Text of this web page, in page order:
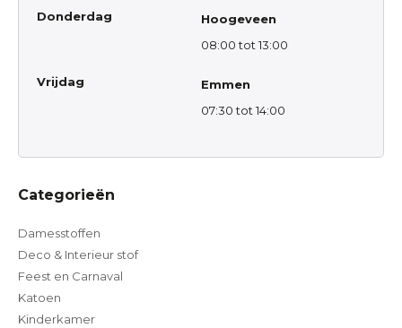
Donderdag
Hoogeveen
08:00 tot 13:00
Vrijdag
Emmen
07:30 tot 14:00
Categorieën
Damesstoffen
Deco & Interieur stof
Feest en Carnaval
Katoen
Kinderkamer